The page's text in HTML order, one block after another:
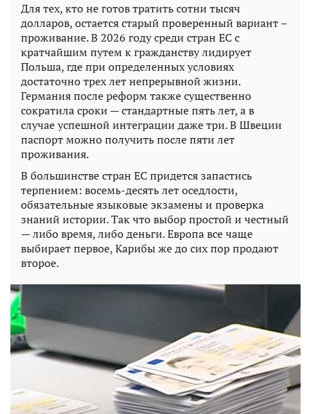
Для тех, кто не готов тратить сотни тысяч
долларов, остается старый проверенный вариант –
проживание. В 2026 году среди стран ЕС с
кратчайшим путем к гражданству лидирует
Польша, где при определенных условиях
достаточно трех лет непрерывной жизни.
Германия после реформ также существенно
сократила сроки — стандартные пять лет, а в
случае успешной интеграции даже три. В Швеции
паспорт можно получить после пяти лет
проживания.
В большинстве стран ЕС придется запастись
терпением: восемь-десять лет оседлости,
обязательные языковые экзамены и проверка
знаний истории. Так что выбор простой и честный
— либо время, либо деньги. Европа все чаще
выбирает первое, Карибы же до сих пор продают
второе.